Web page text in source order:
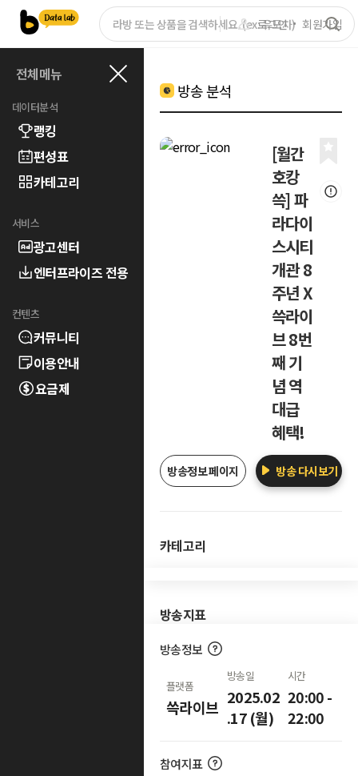
로그인 회원가입
전체메뉴
데이터분석
랭킹
편성표
카테고리
서비스
광고센터
엔터프라이즈 전용
컨텐츠
커뮤니티
이용안내
요금제
방송 분석
[월간
호캉
쓱] 파
라다이
스시티
개관 8
주년 X
쓱라이
브 8번
째 기
념 역
대급
혜택!
방송정보 페이지 방송 다시보기
카테고리
방송지표
방송정보
플랫폼
쓱라이브
방송일
2025.02
.17 (월)
시간
20:00 -
22:00
참여지표